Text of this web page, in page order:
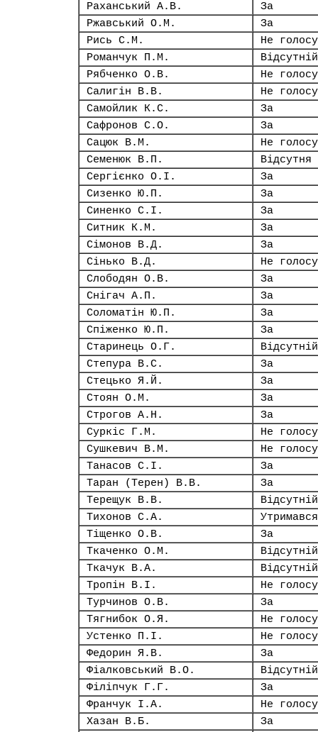
Раханський А.В.
За
Ржавський О.М.
За
Рись С.М.
Не
Романчук П.М.
Відсутній
Рябченко О.В.
Не
Салигін В.В.
Не
Самойлик К.С.
За
Сафронов С.О.
За
Сацюк В.М.
Не
Семенюк В.П.
Відсутня
Сергієнко О.І.
За
Сизенко Ю.П.
За
Синенко С.І.
За
Ситник К.М.
За
Сімонов В.Д.
За
Сінько В.Д.
Не
Слободян О.В.
За
Снігач А.П.
За
Соломатін Ю.П.
За
Спіженко Ю.П.
За
Старинець О.Г.
Відсутній
Степура В.С.
За
Стецько Я.Й.
За
Стоян О.М.
За
Строгов А.Н.
За
Суркіс Г.М.
Не
Сушкевич В.М.
Не
Танасов С.І.
За
Таран (Терен) В.В.
За
Терещук В.В.
Відсутній
Тихонов С.А.
Утримався
Тіщенко О.В.
За
Ткаченко О.М.
Відсутній
Ткачук В.А.
Відсутній
Тропін В.І.
Не
Турчинов О.В.
За
Тягнибок О.Я.
Не
Устенко П.І.
Не
Федорин Я.В.
За
Фіалковський В.О.
Відсутній
Філіпчук Г.Г.
За
Франчук І.А.
Не
Хазан В.Б.
За